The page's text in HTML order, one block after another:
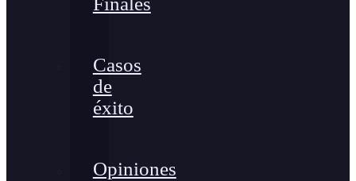
Casos
de
éxito
Opiniones